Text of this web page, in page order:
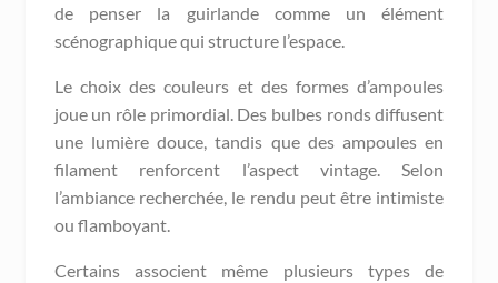
de penser la guirlande comme un élément
scénographique qui structure l’espace.
Le choix des couleurs et des formes d’ampoules
joue un rôle primordial. Des bulbes ronds diffusent
une lumière douce, tandis que des ampoules en
filament renforcent l’aspect vintage. Selon
l’ambiance recherchée, le rendu peut être intimiste
ou flamboyant.
Certains associent même plusieurs types de